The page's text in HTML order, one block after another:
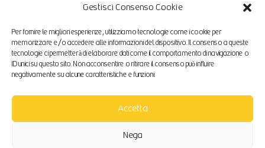
Gestisci Consenso Cookie
Per fornire le migliori esperienze, utilizziamo tecnologie come i cookie per
memorizzare e/o accedere alle informazioni del dispositivo. Il consenso a queste
tecnologie ci permetterà di elaborare dati come il comportamento di navigazione o
ID unici su questo sito. Non acconsentire o ritirare il consenso può influire
negativamente su alcune caratteristiche e funzioni.
Accetta
Nega